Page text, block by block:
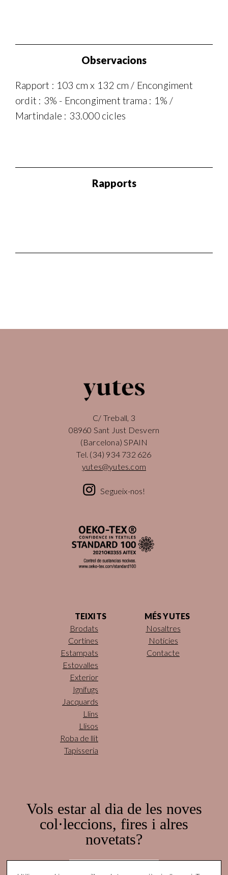
Observacions
Rapport : 103 cm x 132 cm / Encongiment
ordit : 3% - Encongiment trama : 1% /
Martindale : 33.000 cicles
Rapports
C/ Treball, 3
08960 Sant Just Desvern
(Barcelona) SPAIN
Tel. (34) 934 732 626
yutes@yutes.com
Segueix-nos!
TEIXITS
Brodats
Cortines
Estampats
Estovalles
Exterior
Ignífugs
Jacquards
Llins
Llisos
Roba de llit
Tapisseria
MÉS YUTES
Nosaltres
Notícies
Contacte
Vols estar al dia de les noves
col·leccions, fires i alres
novetats?
Subscriu-te aquí!